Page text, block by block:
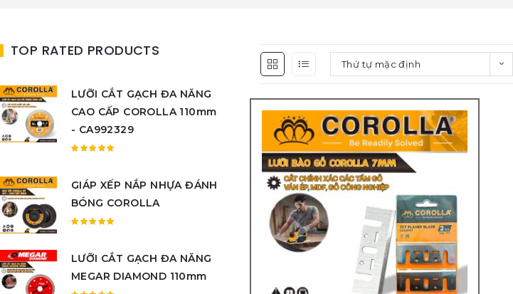
Thứ tự mặc định
TOP RATED PRODUCTS
LƯỠI CẮT GẠCH ĐA NĂNG
CAO CẤP COROLLA 110mm
- CA992329
hạng
5.00 5
GIÁP XẾP NẮP NHỰA ĐÁNH
BÓNG COROLLA
hạng
5.005
LƯỠI CẮT GẠCH ĐA NĂNG
MEGAR DIAMOND 110mm